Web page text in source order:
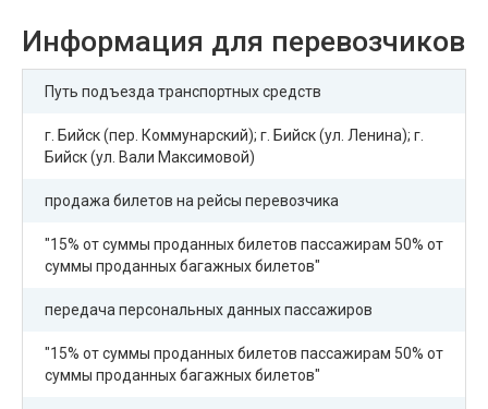
Информация для перевозчиков
Путь подъезда транспортных средств
г. Бийск (пер. Коммунарский); г. Бийск (ул. Ленина); г.
Бийск (ул. Вали Максимовой)
продажа билетов на рейсы перевозчика
"15% от суммы проданных билетов пассажирам 50% от
суммы проданных багажных билетов"
передача персональных данных пассажиров
"15% от суммы проданных билетов пассажирам 50% от
суммы проданных багажных билетов"